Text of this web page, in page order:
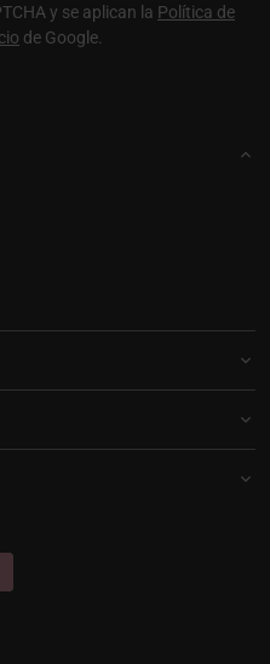
y se aplican la Política de
de Google.